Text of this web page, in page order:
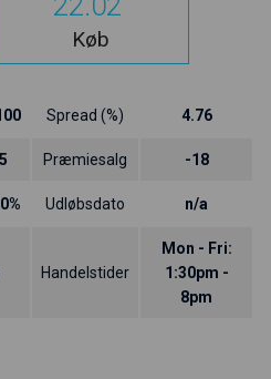
Køb
Spread (%) 4.76
Præmiesalg -18
Udløbsdato n/a
Handelstider
Mon - Fri:
1:30pm -
8pm